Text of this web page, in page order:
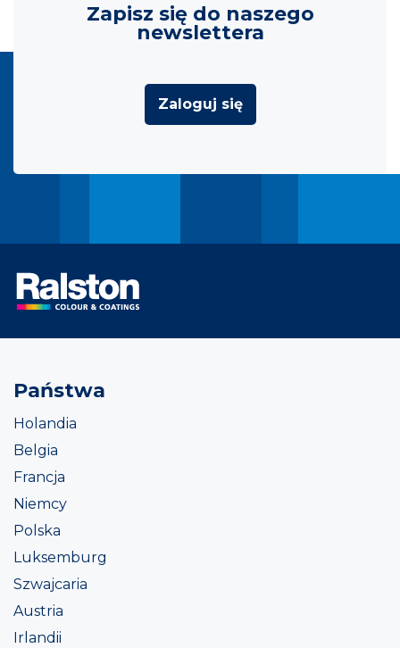
Zapisz się do naszego
newslettera
Zaloguj się
Państwa
Holandia
Belgia
Francja
Niemcy
Polska
Luksemburg
Szwajcaria
Austria
Irlandii